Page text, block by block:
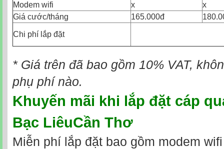
Modem wifi
x
x
Giá cước/tháng
165.000đ
Chi phí lắp đặt
* Giá trên đã bao gồm 10% VAT,
phụ phí nào.
Khuyến mãi khi lắp đặt cáp
Bạc LiêuCần Thơ
Miễn phí lắp đặt bao gồm modem